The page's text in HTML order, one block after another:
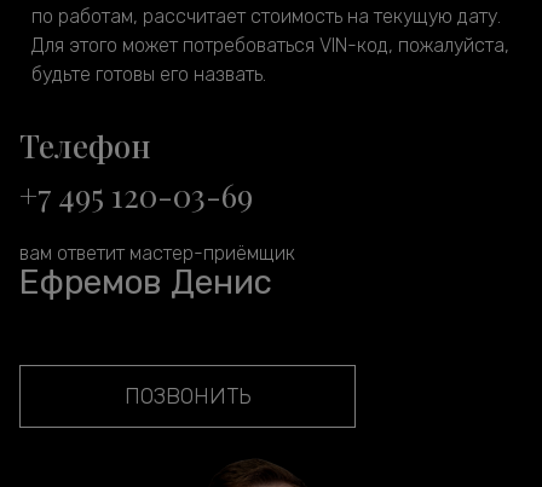
по работам, рассчитает стоимость на текущую дату.
Для этого может потребоваться VIN-код, пожалуйста,
будьте готовы его назвать.
Телефон
+7 495 120-03-69
вам ответит мастер-приёмщик
Ефремов Денис
ПОЗВОНИТЬ